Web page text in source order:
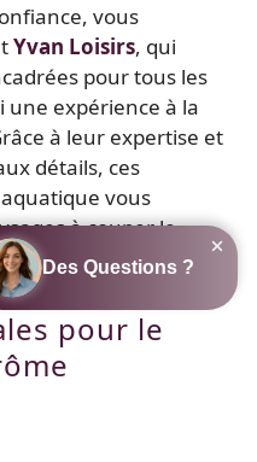
vous
Yvan Loisirs, qui
pour tous les
expérience à la
à leur expertise et
détails, ces
vous
à couper le
sécurité.
pour le